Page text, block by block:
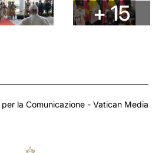
+ 15
la Comunicazione - Vatican Media